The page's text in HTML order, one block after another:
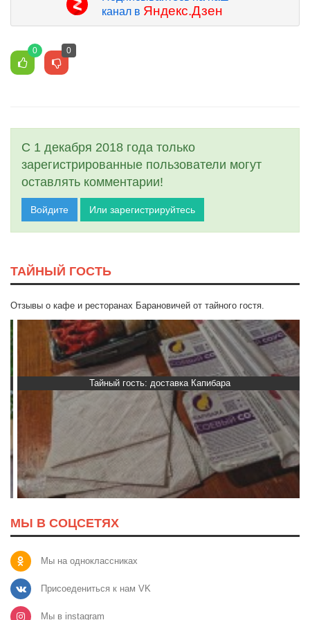
канал в Яндекс.Дзен
0 0
С 1 декабря 2018 года только
зарегистрированные пользователи могут
оставлять комментарии!
Войдите Или зарегистрируйтесь
ТАЙНЫЙ ГОСТЬ
Отзывы о кафе и ресторанах Барановичей от тайного гостя.
Тайный гость: доставка Капибара
МЫ В СОЦСЕТЯХ
Мы на одноклассниках
Присоедениться к нам VK
Мы в instagram